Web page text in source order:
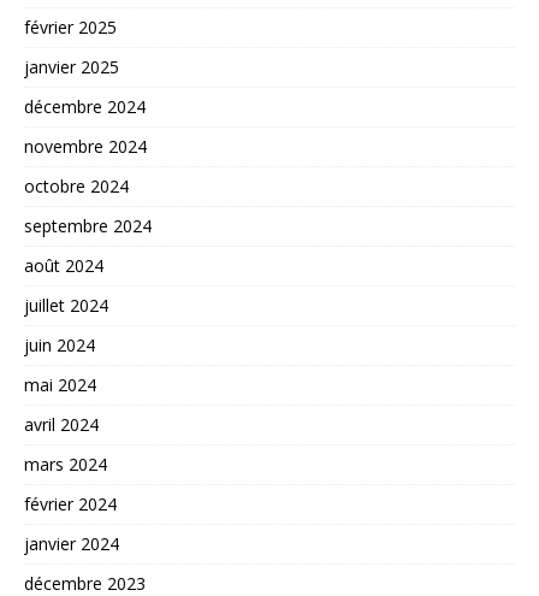
février 2025
janvier 2025
décembre 2024
novembre 2024
octobre 2024
septembre 2024
août 2024
juillet 2024
juin 2024
mai 2024
avril 2024
mars 2024
février 2024
janvier 2024
décembre 2023